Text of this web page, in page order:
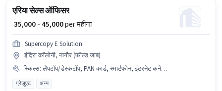
एरिया सेल्स ऑफिसर
₹ 35,000 - 45,000per महीना
Supercopy E Solution
इंदिरा कॉलोनी, नागौर (फील्ड जाब)
स्किल्स: लैपटॉप/डेस्कटॉप, PAN कार्ड, स्मार्टफोन, इंटरनेट कनेक्शन, बैंक अकाउंट, बाइक, कंप्यूटर नॉलेज, वायरिंग, लीड जनरेशन, आधार कार्ड, 2-व्हीलर ड्राइविंग लाइसेंस
ग्रेजुएट अन्य